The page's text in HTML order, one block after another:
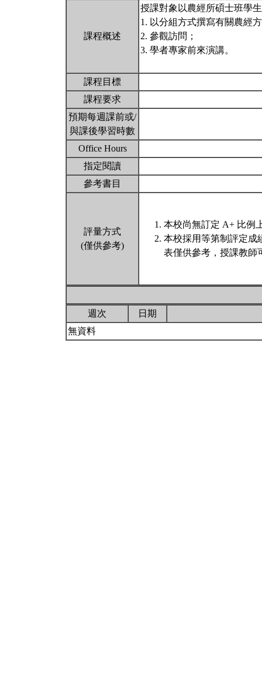
課程概述
授課對象以農經所碩士班學
1. 以分組方式撰寫有關農經
2. 參觀訪問；
3. 學者專家前來演講。
課程目標
課程要求
預期每週課前或/
與課後學習時數
Office Hours
指定閱讀
參考書目
評量方式
(僅供參考)
本校尚無訂定 A+ 比例
本校採用等第制評定成
表僅供參考，授課教師
週次
日期
無資料